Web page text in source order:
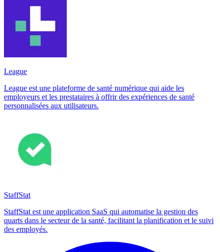
League
League est une plateforme de santé numérique qui aide les
employeurs et les prestataires à offrir des expériences de santé
personnalisées aux utilisateurs.
StaffStat
StaffStat est une application SaaS qui automatise la gestion des
quarts dans le secteur de la santé, facilitant la planification et le suivi
des employés.